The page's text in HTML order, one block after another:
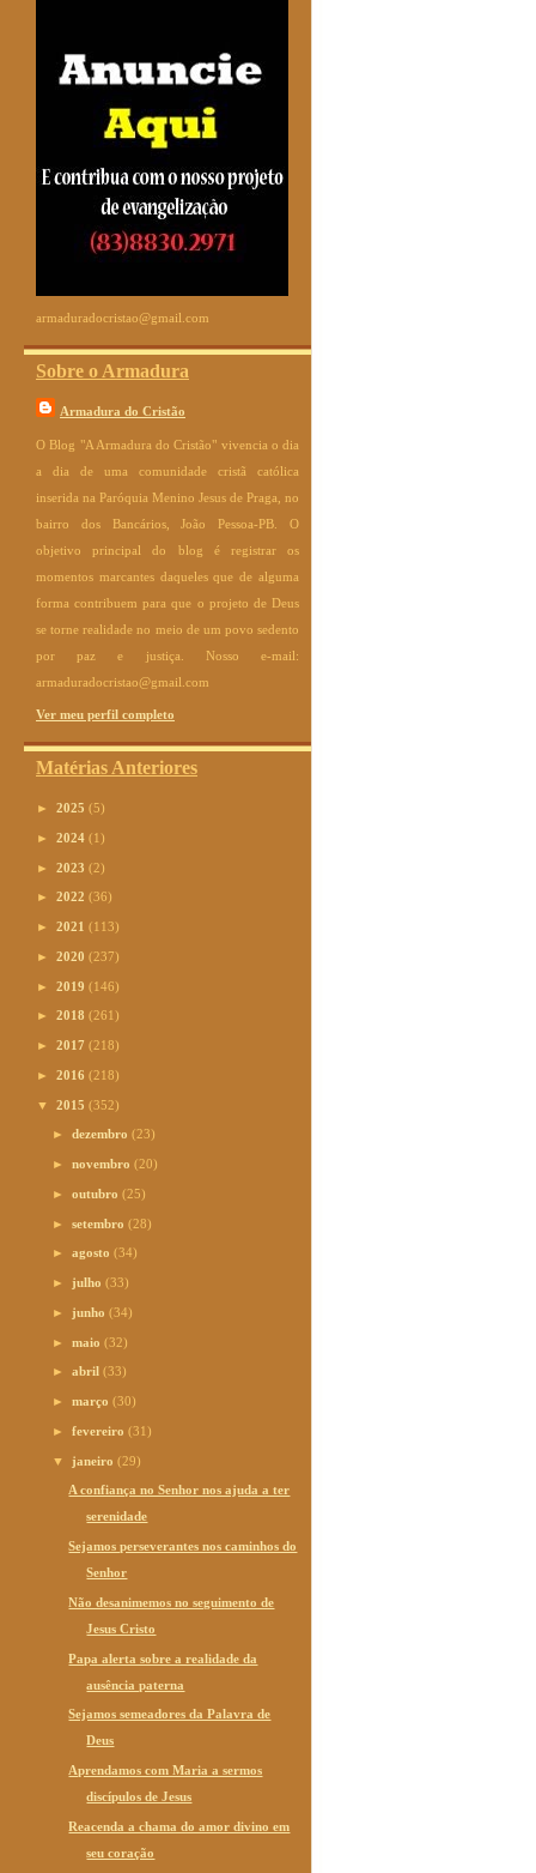
armaduradocristao@gmail.com
Sobre o Armadura
Armadura do Cristão
O Blog "A Armadura do Cristão" vivencia o dia
a dia de uma comunidade cristã católica
inserida na Paróquia Menino Jesus de Praga, no
bairro dos Bancários, João Pessoa-PB. O
objetivo principal do blog é registrar os
momentos marcantes daqueles que de alguma
forma contribuem para que o projeto de Deus
se torne realidade no meio de um povo sedento
por paz e justiça. Nosso e-mail:
armaduradocristao@gmail.com
Ver meu perfil completo
Matérias Anteriores
► 2025 (5)
► 2024 (1)
► 2023 (2)
► 2022 (36)
► 2021 (113)
► 2020 (237)
► 2019 (146)
► 2018 (261)
► 2017 (218)
► 2016 (218)
▼ 2015 (352)
►dezembro(23)
►novembro(20)
►outubro(25)
►setembro(28)
►agosto(34)
► julho(33)
► junho(34)
►maio(32)
►abril(33)
►março(30)
►fevereiro(31)
▼ janeiro(29)
A confiança no Senhor nos ajuda a ter
serenidade
Sejamos perseverantes nos caminhos do
Senhor
Não desanimemos no seguimento de
Jesus Cristo
Papa alerta sobre a realidade da
ausência paterna
Sejamos semeadores da Palavra de
Deus
Aprendamos com Maria a sermos
discípulos de Jesus
Reacenda a chama do amor divino em
seu coração